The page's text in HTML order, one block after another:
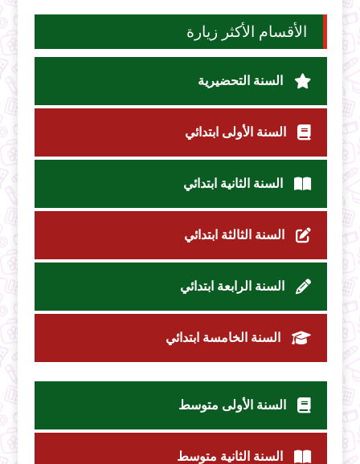
الأقسام الأكثر زيارة
السنة التحضيرية
السنة الأولى ابتدائي
السنة الثانية ابتدائي
السنة الثالثة ابتدائي
السنة الرابعة ابتدائي
السنة الخامسة ابتدائي
السنة الأولى متوسط
السنة الثانية متوسط